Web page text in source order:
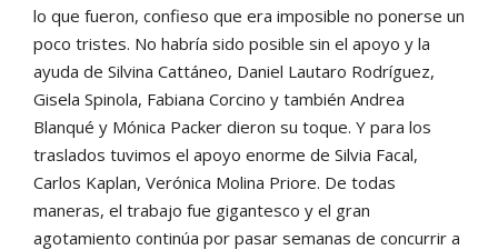
lo que fueron, confieso que era imposible no ponerse un
poco tristes. No habría sido posible sin el apoyo y la
ayuda de Silvina Cattáneo, Daniel Lautaro Rodríguez,
Gisela Spinola, Fabiana Corcino y también Andrea
Blanqué y Mónica Packer dieron su toque. Y para los
traslados tuvimos el apoyo enorme de Silvia Facal,
Carlos Kaplan, Verónica Molina Priore. De todas
maneras, el trabajo fue gigantesco y el gran
agotamiento continúa por pasar semanas de concurrir a